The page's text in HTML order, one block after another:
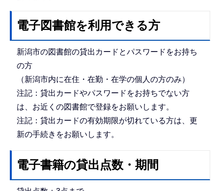
電子図書館を利用できる方
新潟市の図書館の貸出カードとパスワードをお持ち
の方
（新潟市内に在住・在勤・在学の個人の方のみ）
注記：貸出カードやパスワードをお持ちでない方
は、お近くの図書館で登録をお願いします。
注記：貸出カードの有効期限が切れている方は、更
新の手続きをお願いします。
電子書籍の貸出点数・期間